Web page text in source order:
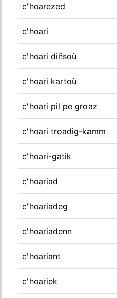
c'hoarezed
c'hoari
c'hoari diñsoù
c'hoari kartoù
c'hoari pil pe groaz
c'hoari troadig-kamm
c'hoari-gatik
c'hoariad
c'hoariadeg
c'hoariadenn
c'hoariant
c'hoariek